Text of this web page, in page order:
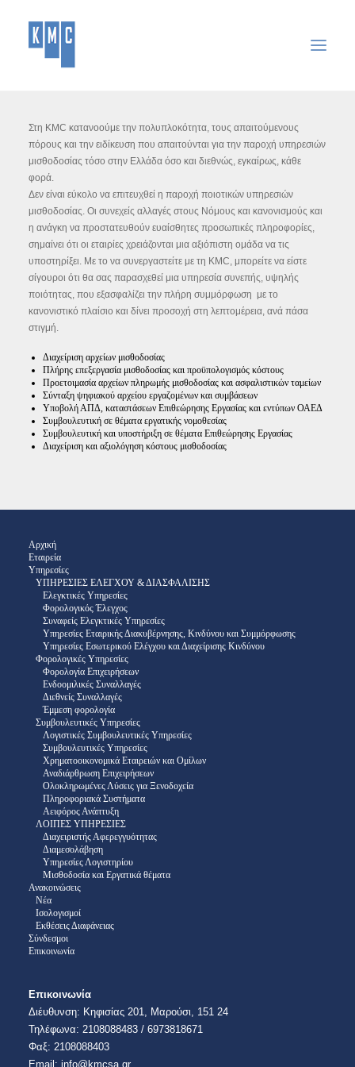
ΑΡΧΙΚΉ
ΕΤΑΙΡΕΊΑ
ΥΠΗΡΕΣΊΕΣ
ΑΝΑΚΟΙΝΏΣΕΙΣ
ΣΎΝΔΕΣΜΟΙ
ΕΠΙΚΟΙΝΩΝΊΑ
SEARCH
Στη KMC κατανοούμε την πολυπλοκότητα, τους απαιτούμενους
πόρους και την ειδίκευση που απαιτούνται για την παροχή υπηρεσιών
μισθοδοσίας τόσο στην Ελλάδα όσο και διεθνώς, εγκαίρως, κάθε
φορά.
Δεν είναι εύκολο να επιτευχθεί η παροχή ποιοτικών υπηρεσιών
μισθοδοσίας. Οι συνεχείς αλλαγές στους Νόμους και κανονισμούς και
η ανάγκη να προστατευθούν ευαίσθητες προσωπικές πληροφορίες,
σημαίνει ότι οι εταιρίες χρειάζονται μια αξιόπιστη ομάδα να τις
υποστηρίξει. Με το να συνεργαστείτε με τη KMC, μπορείτε να είστε
σίγουροι ότι θα σας παρασχεθεί μια υπηρεσία συνεπής, υψηλής
ποιότητας, που εξασφαλίζει την πλήρη συμμόρφωση με το
κανονιστικό πλαίσιο και δίνει προσοχή στη λεπτομέρεια, ανά πάσα
στιγμή.
Διαχείριση αρχείων μισθοδοσίας
Πλήρης επεξεργασία μισθοδοσίας και προϋπολογισμός κόστους
Προετοιμασία αρχείων πληρωμής μισθοδοσίας και ασφαλιστικών ταμείων
Σύνταξη ψηφιακού αρχείου εργαζομένων και συμβάσεων
Υποβολή ΑΠΔ, καταστάσεων Επιθεώρησης Εργασίας και εντύπων ΟΑΕΔ
Συμβουλευτική σε θέματα εργατικής νομοθεσίας
Συμβουλευτική και υποστήριξη σε θέματα Επιθεώρησης Εργασίας
Διαχείριση και αξιολόγηση κόστους μισθοδοσίας
Αρχική
Εταιρεία
Υπηρεσίες
ΥΠΗΡΕΣΙΕΣ ΕΛΕΓΧΟΥ & ΔΙΑΣΦΑΛΙΣΗΣ
Ελεγκτικές Υπηρεσίες
Φορολογικός Έλεγχος
Συναφείς Ελεγκτικές Υπηρεσίες
Υπηρεσίες Εταιρικής Διακυβέρνησης, Κινδύνου και Συμμόρφωσης
Υπηρεσίες Εσωτερικού Ελέγχου και Διαχείρισης Κινδύνου
Φορολογικές Υπηρεσίες
Φορολογία Επιχειρήσεων
Ενδοομιλικές Συναλλαγές
Διεθνείς Συναλλαγές
Έμμεση φορολογία
Συμβουλευτικές Υπηρεσίες
Λογιστικές Συμβουλευτικές Υπηρεσίες
Συμβουλευτικές Υπηρεσίες
Χρηματοοικονομικά Εταιρειών και Ομίλων
Αναδιάρθρωση Επιχειρήσεων
Ολοκληρωμένες Λύσεις για Ξενοδοχεία
Πληροφοριακά Συστήματα
Αειφόρος Ανάπτυξη
ΛΟΙΠΕΣ ΥΠΗΡΕΣΙΕΣ
Διαχειριστής Αφερεγγυότητας
Διαμεσολάβηση
Υπηρεσίες Λογιστηρίου
Μισθοδοσία και Εργατικά θέματα
Ανακοινώσεις
Νέα
Ισολογισμοί
Εκθέσεις Διαφάνειας
Σύνδεσμοι
Επικοινωνία
Επικοινωνία
Διέυθυνση:​ Κηφισίας 201, Μαρούσι, 151 24
Τηλέφωνα: 2108088483 / 6973818671
​​Φαξ: 2108088403​
Email:​ info@kmcsa.gr